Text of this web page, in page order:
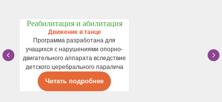
Реабилитация и абилитация
Движение в танце
Программа разработана для
учащихся с нарушениями опорно-
двигательного аппарата вследствие
детского церебрального паралича
Читать подробнее